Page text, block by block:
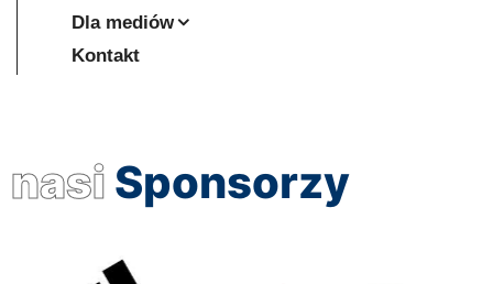
Dla mediów
Kontakt
nasi Sponsorzy